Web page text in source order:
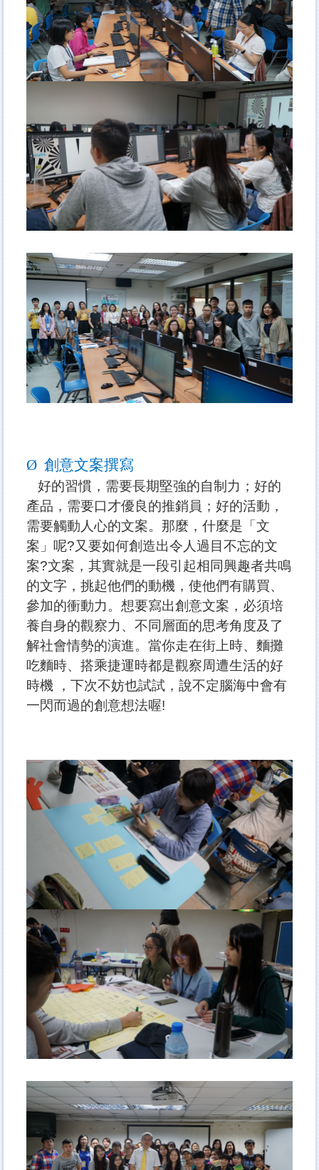
Ø 創意文案撰寫
好的習慣，需要長期堅強的自制力；好的
產品，需要口才優良的推銷員；好的活動，
需要觸動人心的文案。那麼，什麼是「文
案」呢?又要如何創造出令人過目不忘的文
案?文案，其實就是一段引起相同興趣者共鳴
的文字，挑起他們的動機，使他們有購買、
參加的衝動力。想要寫出創意文案，必須培
養自身的觀察力、不同層面的思考角度及了
解社會情勢的演進。當你走在街上時、麵攤
吃麵時、搭乘捷運時都是觀察周遭生活的好
時機 ，下次不妨也試試，說不定腦海中會有
一閃而過的創意想法喔!